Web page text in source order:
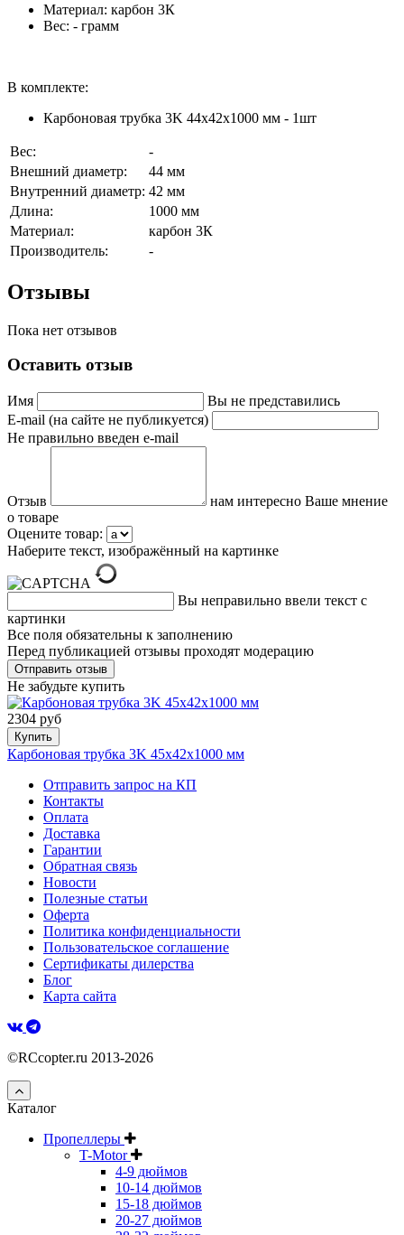
Материал: карбон 3К
Вес: - грамм
В комплекте:
Карбоновая трубка 3K 44x42x1000 мм - 1шт
Вес:
-
Внешний диаметр:
44 мм
Внутренний диаметр: 42 мм
Длина:
1000 мм
Материал:
карбон 3К
Производитель:
-
Отзывы
Пока нет отзывов
Оставить отзыв
Имя
Вы не представились
E-mail (на сайте не публикуется)
Не правильно введен e-mail
Отзыв
нам интересно Ваше мнение
о товаре
Оцените товар:
Наберите текст, изображённый на картинке
Вы неправильно ввели текст с
картинки
Все поля обязательны к заполнению
Перед публикацией отзывы проходят модерацию
Не забудьте купить
2304 руб
Купить
Карбоновая трубка 3K 45x42x1000 мм
Отправить запрос на КП
Контакты
Оплата
Доставка
Гарантии
Обратная связь
Новости
Полезные статьи
Оферта
Политика конфиденциальности
Пользовательское соглашение
Сертификаты дилерства
Блог
Карта сайта
©RCcopter.ru 2013-2026
Каталог
Пропеллеры
T-Motor
4-9 дюймов
10-14 дюймов
15-18 дюймов
20-27 дюймов